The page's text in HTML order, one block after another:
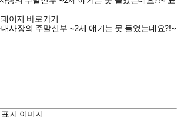
이지 바로가기
사장의 주말신부 ~2세 얘기는 못 들었는데요?!~